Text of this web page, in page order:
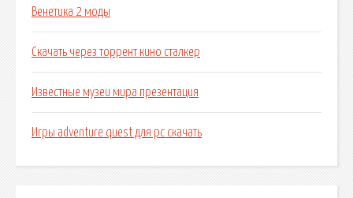
Венетика 2 моды
Скачать через торрент кино сталкер
Известные музеи мира презентация
Игры adventure quest для pc скачать